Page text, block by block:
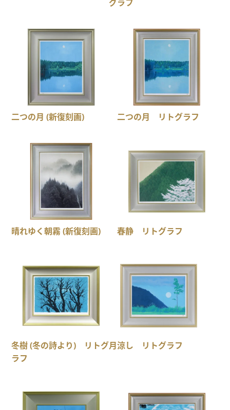
グラフ
二つの月 (新復刻画) 二つの月 リトグラフ
晴れゆく朝霧 (新復刻画) 春静 リトグラフ
冬樹 (冬の詩より) リトグ
ラフ
月涼し リトグラフ